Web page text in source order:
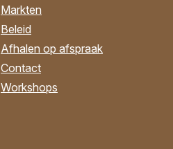
Markten
Beleid
Afhalen op afspraak
Contact
Workshops